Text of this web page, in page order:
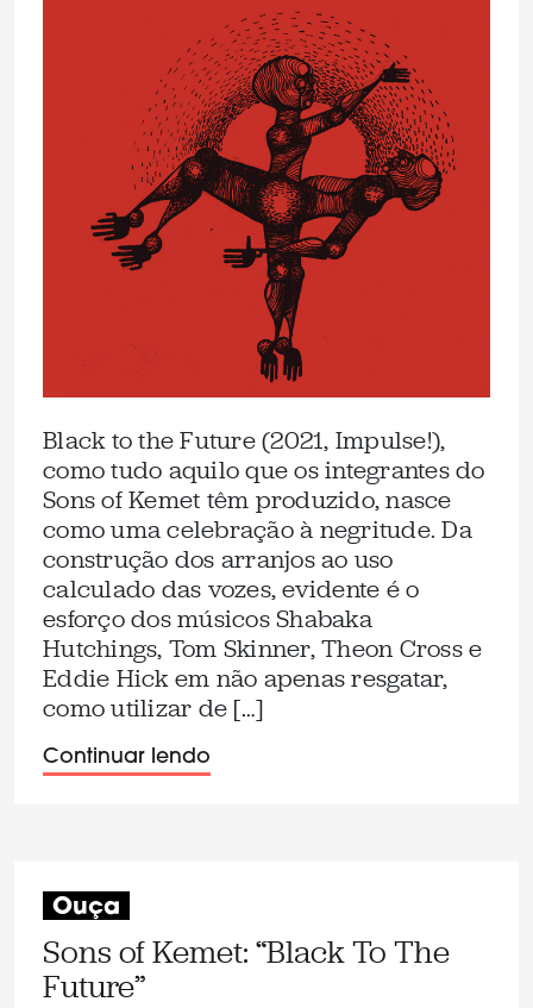
Black to the Future (2021, Impulse!),
como tudo aquilo que os integrantes do
Sons of Kemet têm produzido, nasce
como uma celebração à negritude. Da
construção dos arranjos ao uso
calculado das vozes, evidente é o
esforço dos músicos Shabaka
Hutchings, Tom Skinner, Theon Cross e
Eddie Hick em não apenas resgatar,
como utilizar de […]
Continuar lendo
Ouça
Sons of Kemet: “Black To The
Future”